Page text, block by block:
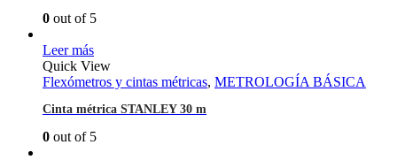
0 out of 5
Leer más
Quick View
Flexómetros y cintas métricas, METROLOGÍA BÁSICA
Cinta métrica STANLEY 30 m
0 out of 5